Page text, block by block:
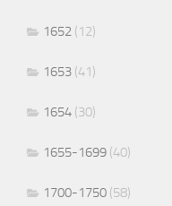
1652 (12)
1653 (41)
1654 (30)
1655-1699 (40)
1700-1750 (58)